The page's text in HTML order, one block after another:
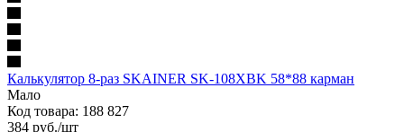
Калькулятор 8-раз SKAINER SK-108XBK 58*88 карман
Мало
Код товара: 188 827
384 руб./шт